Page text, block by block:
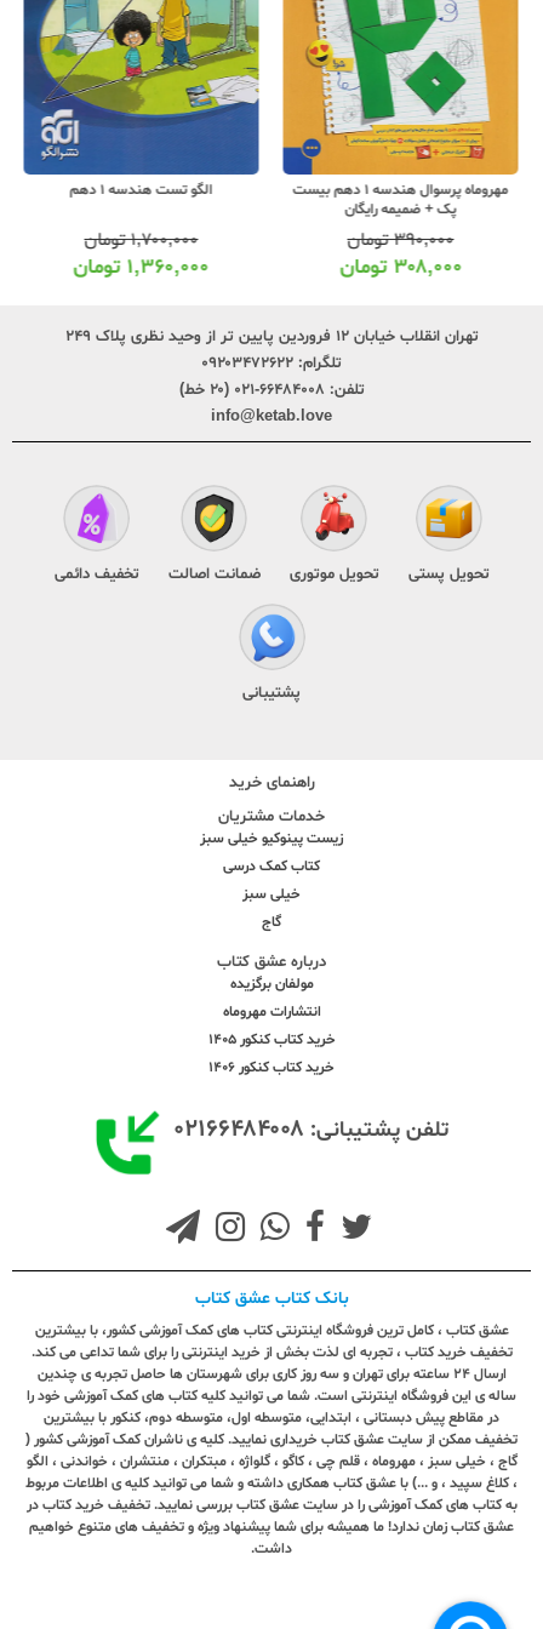
مهروماه پرسوال هندسه 1 دهم بیست
پک + ضمیمه رایگان
۳۹۰,۰۰۰تومان
۳۰۸,۰۰۰ تومان
الگو تست هندسه 1 دهم
۱,۷۰۰,۰۰۰تومان
۱,۳۶۰,۰۰۰ تومان
تهران انقلاب خیابان ۱۲ فروردین پایین تر از وحید نظری پلاک ۲۴۹
تلگرام: ۰۹۲۰۳۴۷۲۶۲۲
تلفن: ۶۶۴۸۴۰۰۸-۰۲۱ (۲۰ خط)
info@ketab.love
تحویل پستی تحویل موتوری ضمانت اصالت تخفیف دائمی
پشتیبانی
راهنمای خرید
خدمات مشتریان
زیست پینوکیو خیلی سبز
کتاب کمک درسی
خیلی سبز
گاج
درباره عشق کتاب
مولفان برگزیده
انتشارات مهروماه
خرید کتاب کنکور 1405
خرید کتاب کنکور 1406
تلفن پشتیبانی: ۰۲۱۶۶۴۸۴۰۰۸
بانک کتاب عشق کتاب
عشق کتاب ، کامل ترین فروشگاه اینترنتی کتاب های کمک آموزشی کشور، با بیشترین
تخفیف خرید کتاب ، تجربه ای لذت بخش از خرید اینترنتی را برای شما تداعی می کند.
ارسال ٢٤ ساعته برای تهران و سه روز کاری برای شهرستان ها حاصل تجربه ی چندین
ساله ی این فروشگاه اینترنتی است. شما می توانید کلیه کتاب های کمک آموزشی خود را
در مقاطع پیش دبستانی ، ابتدایی، متوسطه اول، متوسطه دوم، کنکور با بیشترین
تخفیف ممکن از سایت عشق کتاب خریداری نمایید. کلیه ی ناشران کمک آموزشی کشور (
گاج ، خیلی سبز ، مهروماه ، قلم چی ، کاگو ، گلواژه ، مبتکران ، منتشران ، خواندنی ، الگو
، کلاغ سپید ، و ...) با عشق کتاب همکاری داشته و شما می توانید کلیه ی اطلاعات مربوط
به کتاب های کمک آموزشی را در سایت عشق کتاب بررسی نمایید. تخفیف خرید کتاب در
عشق کتاب زمان ندارد! ما همیشه برای شما پیشنهاد ویژه و تخفیف های متنوع خواهیم
داشت.